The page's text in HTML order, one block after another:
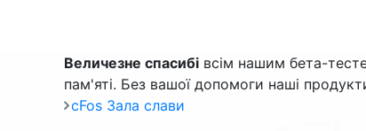
Величезне спасибі всім нашим бета-
пам'яті. Без вашої допомоги наші
cFos Зала слави